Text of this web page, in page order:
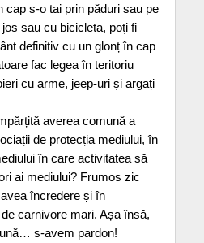
cap s-o tai prin păduri sau pe
sau cu bicicleta, poți fi
definitiv cu un glonț în cap
fac legea în teritoriu
cu arme, jeep-uri și argați
averea comună a
de protecția mediului, în
în care activitatea să
ai mediului? Frumos zic
încredere și în
carnivore mari. Așa însă,
s-avem pardon!